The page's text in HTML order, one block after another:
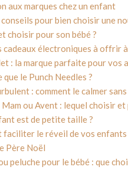
aux marques chez un enfant
conseils pour bien choisir une
choisir pour son bébé ?
cadeaux électroniques à offrir
: la marque parfaite pour vos
que le Punch Needles ?
: comment le calmer
ou Avent : lequel choisir et
est de petite taille ?
faciliter le réveil de vos enfants
Père Noël
peluche pour le bébé : que